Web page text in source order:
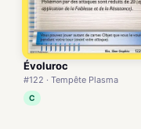
Évoluroc
#122 · Tempête Plasma
C